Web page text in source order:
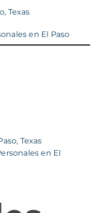
Texas
en El Paso
Texas
en El